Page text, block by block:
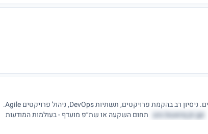
יזם וטכנולוג. מעל 15 שנות ניסיון בהייטק במגוון תפקידים בכירים. ניסיון רב בהקמת פרויקטים, תשתיות DevOps, ניהול פרויקטים Agile.
urx.lxuwrq.jn.ge תחום השקעה או שת״פ מועדף - בעולמות המודעות